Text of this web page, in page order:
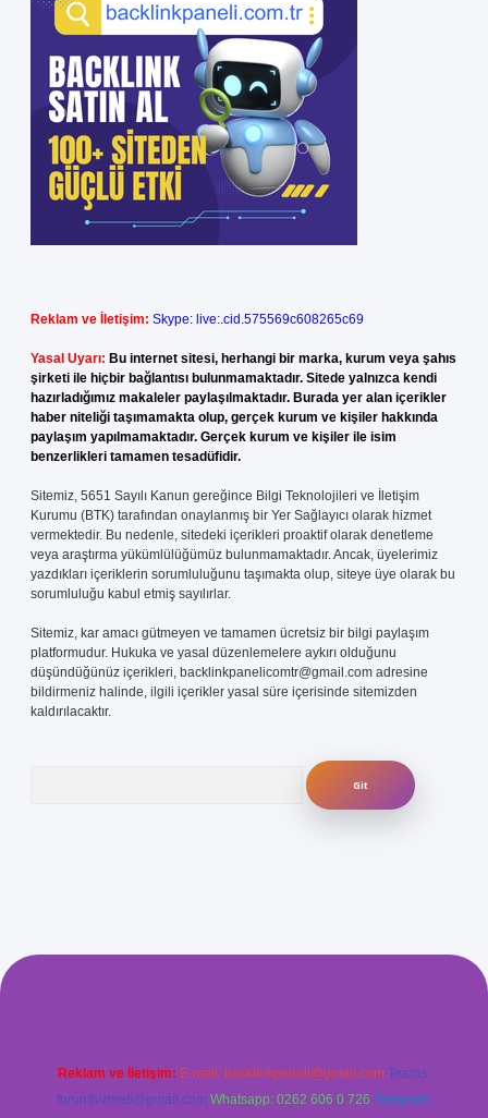
Reklam ve İletişim: Skype: live:.cid.575569c608265c69
Yasal Uyarı: Bu internet sitesi, herhangi bir marka, kurum veya şahıs
şirketi ile hiçbir bağlantısı bulunmamaktadır. Sitede yalnızca kendi
hazırladığımız makaleler paylaşılmaktadır. Burada yer alan içerikler
haber niteliği taşımamakta olup, gerçek kurum ve kişiler hakkında
paylaşım yapılmamaktadır. Gerçek kurum ve kişiler ile isim
benzerlikleri tamamen tesadüfidir.
Sitemiz, 5651 Sayılı Kanun gereğince Bilgi Teknolojileri ve İletişim
Kurumu (BTK) tarafından onaylanmış bir Yer Sağlayıcı olarak hizmet
vermektedir. Bu nedenle, sitedeki içerikleri proaktif olarak denetleme
veya araştırma yükümlülüğümüz bulunmamaktadır. Ancak, üyelerimiz
yazdıkları içeriklerin sorumluluğunu taşımakta olup, siteye üye olarak bu
sorumluluğu kabul etmiş sayılırlar.
Sitemiz, kar amacı gütmeyen ve tamamen ücretsiz bir bilgi paylaşım
platformudur. Hukuka ve yasal düzenlemelere aykırı olduğunu
düşündüğünüz içerikleri, backlinkpanelicomtr@gmail.com adresine
bildirmeniz halinde, ilgili içerikler yasal süre içerisinde sitemizden
kaldırılacaktır.
Reklam ve İletişim: E-mail: backlinkpaneli@gmail.com Teams:
forumhizmeti@gmail.com Whatsapp: 0262 606 0 726 Telegram: